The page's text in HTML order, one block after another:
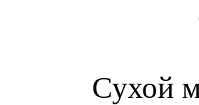
Сухой